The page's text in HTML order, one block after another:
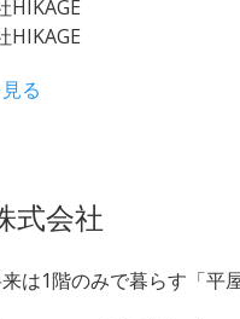
る
式会社
は1階のみで暮らす「平